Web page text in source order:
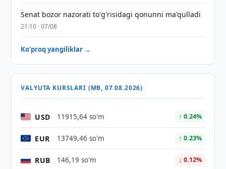
Senat bozor nazorati to'g'risidagi qonunni ma'qulladi
21:10 · 07/08
Ko'proq yangiliklar →
VALYUTA KURSLARI (MB, 07.08.2026)
USD 11915,64 so'm ↑ 0.24%
EUR 13749,46 so'm ↑ 0.23%
RUB 146,19 so'm ↓ 0.12%